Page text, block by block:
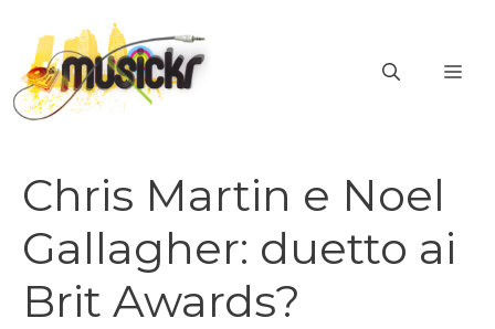
contenuto
Chris Martin e Noel
Gallagher: duetto ai
Brit Awards?